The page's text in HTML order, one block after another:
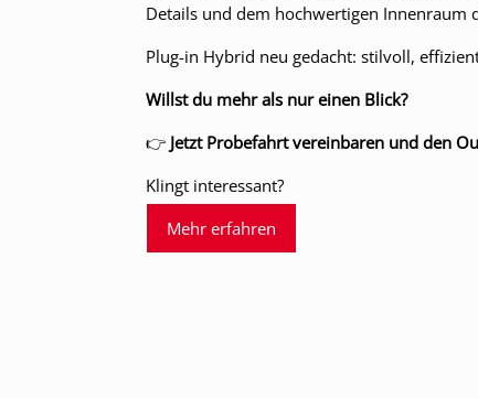
Details und dem hochwertigen Innenraum
Plug-in Hybrid neu gedacht: stilvoll,
Willst du mehr als nur einen Blick?
👉 Jetzt Probefahrt vereinbaren und den
Klingt interessant?
Mehr erfahren